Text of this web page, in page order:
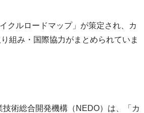
クルロードマップ」が策定され、カ
組み・国際協力がまとめられていま
術総合開発機構（NEDO）は、「カ